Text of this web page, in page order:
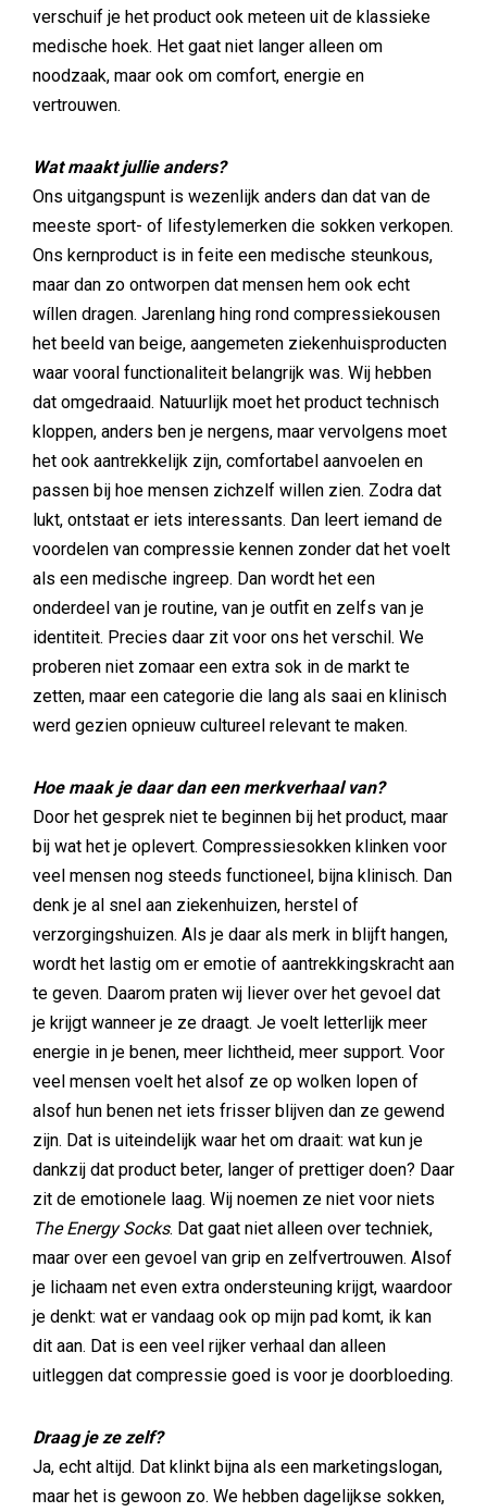
verschuif je het product ook meteen uit de klassieke
medische hoek. Het gaat niet langer alleen om
noodzaak, maar ook om comfort, energie en
vertrouwen.
Wat maakt jullie anders?
Ons uitgangspunt is wezenlijk anders dan dat van de
meeste sport- of lifestylemerken die sokken verkopen.
Ons kernproduct is in feite een medische steunkous,
maar dan zo ontworpen dat mensen hem ook echt
wíllen dragen. Jarenlang hing rond compressiekousen
het beeld van beige, aangemeten ziekenhuisproducten
waar vooral functionaliteit belangrijk was. Wij hebben
dat omgedraaid. Natuurlijk moet het product technisch
kloppen, anders ben je nergens, maar vervolgens moet
het ook aantrekkelijk zijn, comfortabel aanvoelen en
passen bij hoe mensen zichzelf willen zien. Zodra dat
lukt, ontstaat er iets interessants. Dan leert iemand de
voordelen van compressie kennen zonder dat het voelt
als een medische ingreep. Dan wordt het een
onderdeel van je routine, van je outfit en zelfs van je
identiteit. Precies daar zit voor ons het verschil. We
proberen niet zomaar een extra sok in de markt te
zetten, maar een categorie die lang als saai en klinisch
werd gezien opnieuw cultureel relevant te maken.
Hoe maak je daar dan een merkverhaal van?
Door het gesprek niet te beginnen bij het product, maar
bij wat het je oplevert. Compressiesokken klinken voor
veel mensen nog steeds functioneel, bijna klinisch. Dan
denk je al snel aan ziekenhuizen, herstel of
verzorgingshuizen. Als je daar als merk in blijft hangen,
wordt het lastig om er emotie of aantrekkingskracht aan
te geven. Daarom praten wij liever over het gevoel dat
je krijgt wanneer je ze draagt. Je voelt letterlijk meer
energie in je benen, meer lichtheid, meer support. Voor
veel mensen voelt het alsof ze op wolken lopen of
alsof hun benen net iets frisser blijven dan ze gewend
zijn. Dat is uiteindelijk waar het om draait: wat kun je
dankzij dat product beter, langer of prettiger doen? Daar
zit de emotionele laag. Wij noemen ze niet voor niets
The Energy Socks. Dat gaat niet alleen over techniek,
maar over een gevoel van grip en zelfvertrouwen. Alsof
je lichaam net even extra ondersteuning krijgt, waardoor
je denkt: wat er vandaag ook op mijn pad komt, ik kan
dit aan. Dat is een veel rijker verhaal dan alleen
uitleggen dat compressie goed is voor je doorbloeding.
Draag je ze zelf?
Ja, echt altijd. Dat klinkt bijna als een marketingslogan,
maar het is gewoon zo. We hebben dagelijkse sokken,